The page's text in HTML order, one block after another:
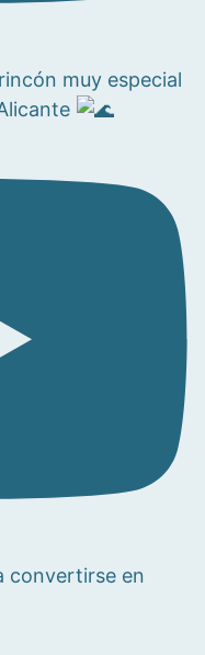
rincón muy especial
convertirse en